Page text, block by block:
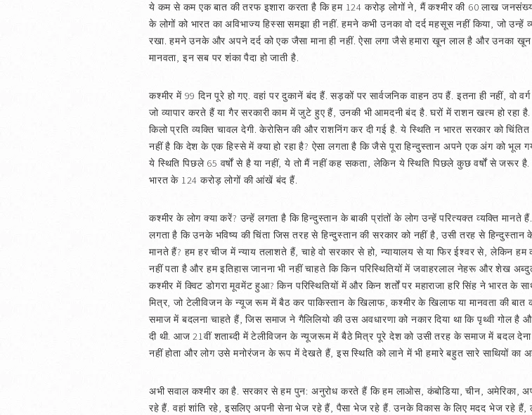
ये कम से कम एक बात की तरफ इशारा करता है कि हम 124 करोड़ लोगों ने, मैं कश्मीर की 60 लाख
के लोगों को भारत का अविभाज्य हिस्सा समझा ही नहीं. हमने कभी उनका वो दर्द महसूस नहीं किया,
रखा. हमने उनके और अपने दर्द को एक जैसा माना ही नहीं. ऐसा लगा जैसे हमारा खून लाल है और उनका खून
मानवता, इन सब पर शंका पैदा हो जाती है.
कश्मीर में 99 दिन पूरे हो गए. वहां पर दुकानें बंद हैं. सड़कों पर सार्वजनिक वाहन ठप हैं. इतना ही नहीं, वो
जो व्यापार करते हैं या गैर सरकारी काम में जुटे हुए हैं, उनकी भी आमदनी बंद है. घरों में राशन खत्म हो
किलो प्रति व्यक्ति चावल देगी. केरोसिन की और राशनिंग कर दी गई है. ये स्थिति न भारत सरकार को
नहीं है कि देश के एक हिस्से में क्या हो रहा है? ऐसा लगता है कि जैसे पूरा हिन्दुस्तान अपने एक अंग को भूल
ये स्थिति पिछले 65 वर्षों से है या नहीं, ये तो मैं नहीं कह सकता, लेकिन ये स्थिति पिछले कुछ वर्षों से
भारत के 124 करोड़ लोगों की आंखें बंद हैं.
कश्मीर के लोग क्या करें? उन्हें लगता है कि हिन्दुस्तान के बाकी प्रांतों के लोग उन्हें परित्यक्त व्यक्ति
लगता है कि उनके भविष्य की चिंता जिस तरह से हिन्दुस्तान की सरकार को नहीं है, उसी तरह से हिन्दुस्तान
मानते हैं? हम हर चीज में न्याय तलाशते हैं, चाहे वो सरकार से हो, न्यायालय से या फिर ईश्‍वर से, लेकिन हम
नहीं पता है और हम इतिहास जानना भी नहीं चाहते कि किन परिस्थितियों में जवाहरलाल नेहरू और शेख
कश्मीर में क्विट डोगरा मूवमेंट हुआ? किन परिस्थितियों में और किन शर्तों पर महाराजा हरि सिंह ने भारत
मित्र, जो टेलीविजन के न्यूज रूम में बैठ कर पाकिस्तान के खिलाफ, कश्मीर के खिलाफ या मानवता की
समाज में बदलना चाहते हैं, जिस समाज ने गैलिलियो की उस अवधारणा को नकार दिया था कि पृथ्वी गोल है
दी थी. आज 21वीं शताब्दी में टेलीविजन के न्यूजरूम में बैठे मित्र पूरे देश को उसी तरह के समाज में बदल
नहीं होता और लोग उसे मनोरंजन के रूप में देखते हैं, इस स्थिति को लाने में भी हमारे बहुत सारे साथियों का
अभी सवाल कश्मीर का है. सरकार से हम पुन: अनुरोध करते हैं कि हम लाओस, कंबोडिया, चीन, अमेरिका,
रहे हैं. वहां शांति रहे, इसलिए अपनी सेना भेज रहे हैं, पैसा भेज रहे हैं. उनके विकास के लिए मदद भेज रहे